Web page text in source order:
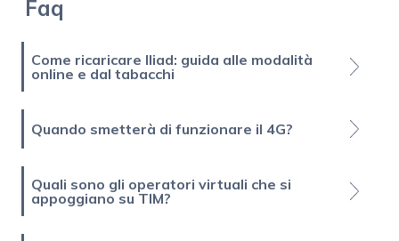
Faq
Come ricaricare Iliad: guida alle modalità
online e dal tabacchi
Quando smetterà di funzionare il 4G?
Quali sono gli operatori virtuali che si
appoggiano su TIM?